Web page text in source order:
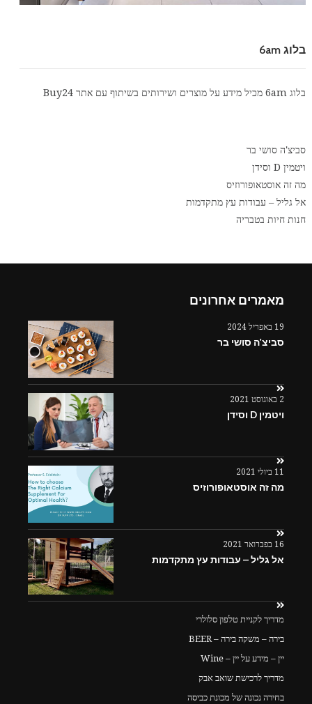
בלוג 6am
בלוג 6am מכיל מידע על מוצרים ושירותים בשיתוף עם אתר Buy24
סביצ'ה סושי בר
ויטמין D וסידן
מה זה אוסטאופורוזיס
אל גליל – עבודות עץ מתקדמות
חנות חיות בטבריה
מאמרים אחרונים
19 באפריל 2024
סביצ'ה סושי בר
2 באוגוסט 2021
ויטמין D וסידן
11 ביולי 2021
מה זה אוסטאופורוזיס
16 בפברואר 2021
אל גליל – עבודות עץ מתקדמות
מדריך לקניית טלפון סלולרי
בירה – משקה בירה – BEER
יין – מידע על יין – Wine
מדריך לרכישת שואב אבק
בחירה נכונה של מכונת כביסה